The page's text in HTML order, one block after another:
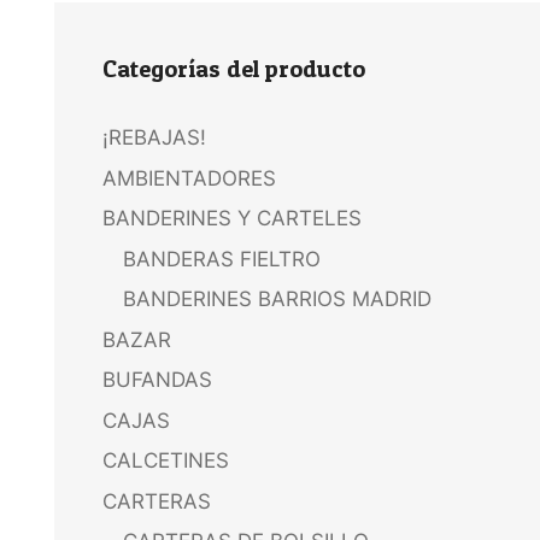
Categorías del producto
¡REBAJAS!
AMBIENTADORES
BANDERINES Y CARTELES
BANDERAS FIELTRO
BANDERINES BARRIOS MADRID
BAZAR
BUFANDAS
CAJAS
CALCETINES
CARTERAS